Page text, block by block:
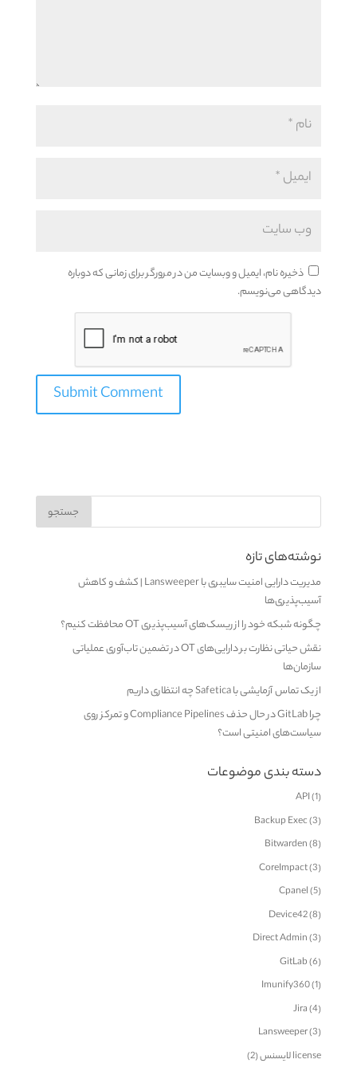
ذخیره نام، ایمیل و وبسایت من در مرورگر برای زمانی که دوباره
دیدگاهی می‌نویسم.
نوشته‌های تازه
مدیریت دارایی امنیت سایبری با Lansweeper | کشف و کاهش
آسیب‌پذیری‌ها
چگونه شبکه خود را از ریسک‌های آسیب‌پذیری OT محافظت کنیم؟
نقش حیاتی نظارت بر دارایی‌های OT در تضمین تاب‌آوری عملیاتی
سازمان‌ها
از یک تماس آزمایشی با Safetica چه انتظاری داریم
چرا GitLab در حال حذف Compliance Pipelines و تمرکز روی
سیاست‌های امنیتی است؟
دسته بندی موضوعات
API(1)
Backup Exec(3)
Bitwarden(8)
CoreImpact(3)
Cpanel(5)
Device42(8)
Direct Admin(3)
GitLab(6)
Imunify360(1)
Jira(4)
Lansweeper(3)
license لایسنس
(2)